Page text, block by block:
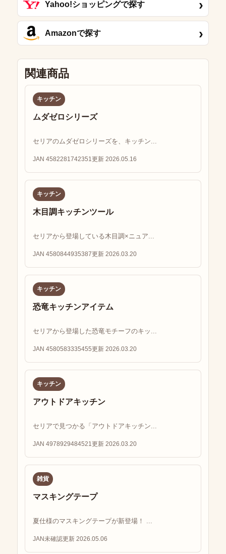
Yahoo!ショッピングで探す ›
Amazonで探す ›
関連商品
キッチン
ムダゼロシリーズ
セリアのムダゼロシリーズを、キッチン...
JAN 4582281742351 更新 2026.05.16
キッチン
木目調キッチンツール
セリアから登場している木目調×ニュア...
JAN 4580844935387更新 2026.03.20
キッチン
恐竜キッチンアイテム
セリアから登場した恐竜モチーフのキッ...
JAN 4580583335455更新 2026.03.20
キッチン
アウトドアキッチン
セリアで見つかる「アウトドアキッチン...
JAN 4978929484521 更新 2026.03.20
雑貨
マスキングテープ
夏仕様のマスキングテープが新登場！ ...
JAN未確認更新 2026.05.06